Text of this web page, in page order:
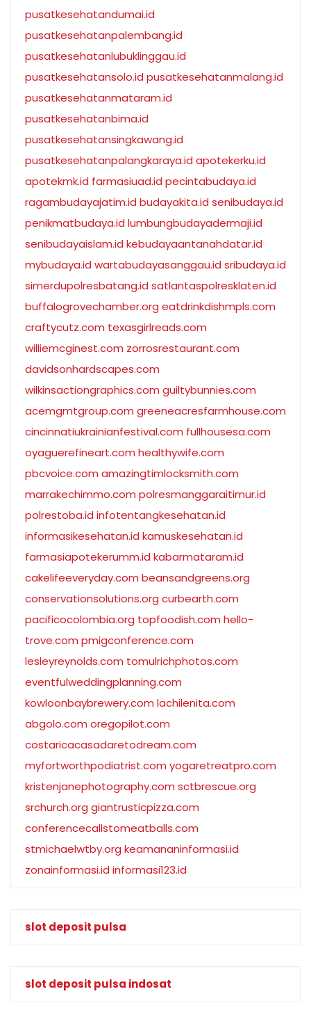
pusatkesehatandumai.id
pusatkesehatanpalembang.id
pusatkesehatanlubuklinggau.id
pusatkesehatansolo.id pusatkesehatanmalang.id
pusatkesehatanmataram.id
pusatkesehatanbima.id
pusatkesehatansingkawang.id
pusatkesehatanpalangkaraya.id apotekerku.id
apotekmk.id farmasiuad.id pecintabudaya.id
ragambudayajatim.id budayakita.id senibudaya.id
penikmatbudaya.id lumbungbudayadermaji.id
senibudayaislam.id kebudayaantanahdatar.id
mybudaya.id wartabudayasanggau.id sribudaya.id
simerdupolresbatang.id satlantaspolresklaten.id
buffalogrovechamber.org eatdrinkdishmpls.com
craftycutz.com texasgirlreads.com
williemcginest.com zorrosrestaurant.com
davidsonhardscapes.com
wilkinsactiongraphics.com guiltybunnies.com
acemgmtgroup.com greeneacresfarmhouse.com
cincinnatiukrainianfestival.com fullhousesa.com
oyaguerefineart.com healthywife.com
pbcvoice.com amazingtimlocksmith.com
marrakechimmo.com polresmanggaraitimur.id
polrestoba.id infotentangkesehatan.id
informasikesehatan.id kamuskesehatan.id
farmasiapotekerumm.id kabarmataram.id
cakelifeeveryday.com beansandgreens.org
conservationsolutions.org curbearth.com
pacificocolombia.org topfoodish.com hello-
trove.com pmigconference.com
lesleyreynolds.com tomulrichphotos.com
eventfulweddingplanning.com
kowloonbaybrewery.com lachilenita.com
abgolo.com oregopilot.com
costaricacasadaretodream.com
myfortworthpodiatrist.com yogaretreatpro.com
kristenjanephotography.com sctbrescue.org
srchurch.org giantrusticpizza.com
conferencecallstomeatballs.com
stmichaelwtby.org keamananinformasi.id
zonainformasi.id informasi123.id
slot deposit pulsa
slot deposit pulsa indosat